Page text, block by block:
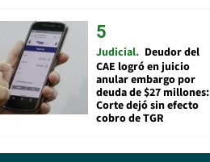
Judicial Deudor del
CAE logró en juicio
anular embargo por
deuda de $27 millones:
Corte dejó sin efecto
cobro de TGR